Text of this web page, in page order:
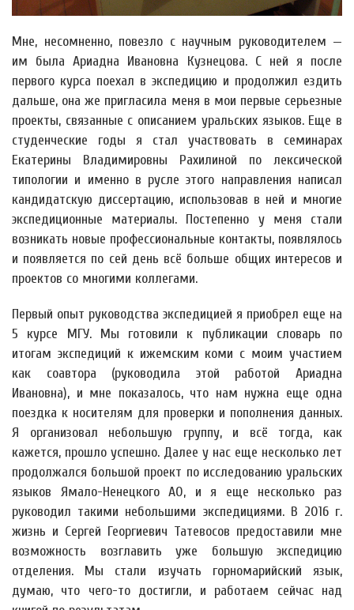
Мне, несомненно, повезло с научным руководителем —
им была Ариадна Ивановна Кузнецова. С ней я после
первого курса поехал в экспедицию и продолжил ездить
дальше, она же пригласила меня в мои первые серьезные
проекты, связанные с описанием уральских языков. Еще в
студенческие годы я стал участвовать в семинарах
Екатерины Владимировны Рахилиной по лексической
типологии и именно в русле этого направления написал
кандидатскую диссертацию, использовав в ней и многие
экспедиционные материалы. Постепенно у меня стали
возникать новые профессиональные контакты, появлялось
и появляется по сей день всё больше общих интересов и
проектов со многими коллегами.
Первый опыт руководства экспедицией я приобрел еще на
5 курсе МГУ. Мы готовили к публикации словарь по
итогам экспедиций к ижемским коми с моим участием
как соавтора (руководила этой работой Ариадна
Ивановна), и мне показалось, что нам нужна еще одна
поездка к носителям для проверки и пополнения данных.
Я организовал небольшую группу, и всё тогда, как
кажется, прошло успешно. Далее у нас еще несколько лет
продолжался большой проект по исследованию уральских
языков Ямало-Ненецкого АО, и я еще несколько раз
руководил такими небольшими экспедициями. В 2016 г.
жизнь и Сергей Георгиевич Татевосов предоставили мне
возможность возглавить уже большую экспедицию
отделения. Мы стали изучать горномарийский язык,
думаю, что чего-то достигли, и работаем сейчас над